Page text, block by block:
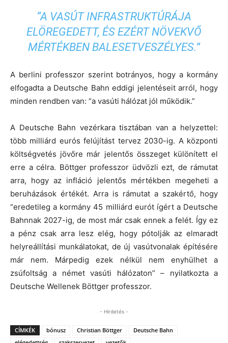
“A VASÚT INFRASTRUKTÚRÁJA
ELÖREGEDETT, ÉS EZÉRT NÖVEKVŐ
MÉRTÉKBEN BALESETVESZÉLYES.”
A berlini professzor szerint botrányos, hogy a kormány
elfogadta a Deutsche Bahn eddigi jelentéseit arról, hogy
minden rendben van: “a vasúti hálózat jól működik.”
A Deutsche Bahn vezérkara tisztában van a helyzettel:
több milliárd eurós felújítást tervez 2030-ig. A központi
költségvetés jövőre már jelentős összeget különített el
erre a célra. Böttger professzor üdvözli ezt, de rámutat
arra, hogy az infláció jelentős mértékben megeheti a
beruházások értékét. Arra is rámutat a szakértő, hogy
“eredetileg a kormány 45 milliárd eurót ígért a Deutsche
Bahnnak 2027-ig, de most már csak ennek a felét. Így ez
a pénz csak arra lesz elég, hogy pótolják az elmaradt
helyreállítási munkálatokat, de új vasútvonalak építésére
már nem. Márpedig ezek nélkül nem enyhülhet a
zsúfoltság a német vasúti hálózaton” – nyilatkozta a
Deutsche Wellenek Böttger professzor.
- Hirdetés -
CÍMKÉK bónusz Christian Böttger
Deutsche Bahn